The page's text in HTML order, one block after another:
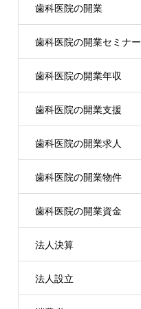
歯科医院の開業
歯科医院の開業セミナー
歯科医院の開業年収
歯科医院の開業支援
歯科医院の開業求人
歯科医院の開業物件
歯科医院の開業資金
法人決算
法人設立